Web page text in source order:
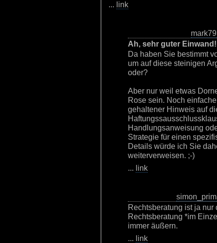
... link
Ah, sehr guter Einwand!
Da haben Sie bestimmt
um auf diese steinigen
oder?
Aber nur weil etwas
Rose sein. Noch
gehaltener Hinweis auf
Handlungsanweisung
Strategie für einen
Details würde ich Sie
weiterverweisen. ;-)
... link
Rechtsberatung ist ja
Rechtsberatung *im
immer äußern.
... link